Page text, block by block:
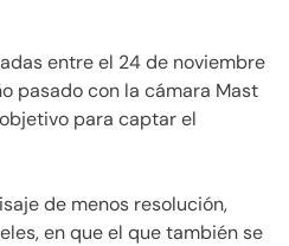
entre el 24 de noviembre
pasado con la cámara Mast
para captar el
de menos resolución,
en que el que también se